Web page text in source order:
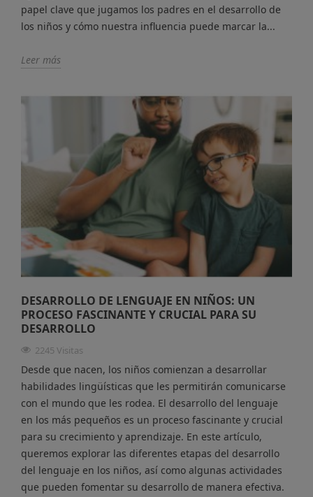
papel clave que jugamos los padres en el desarrollo de
los niños y cómo nuestra influencia puede marcar la...
Leer más
DESARROLLO DE LENGUAJE EN NIÑOS: UN
PROCESO FASCINANTE Y CRUCIAL PARA SU
DESARROLLO
2245 Visitas
Desde que nacen, los niños comienzan a desarrollar
habilidades lingüísticas que les permitirán comunicarse
con el mundo que les rodea. El desarrollo del lenguaje
en los más pequeños es un proceso fascinante y crucial
para su crecimiento y aprendizaje. En este artículo,
queremos explorar las diferentes etapas del desarrollo
del lenguaje en los niños, así como algunas actividades
que pueden fomentar su desarrollo de manera efectiva.